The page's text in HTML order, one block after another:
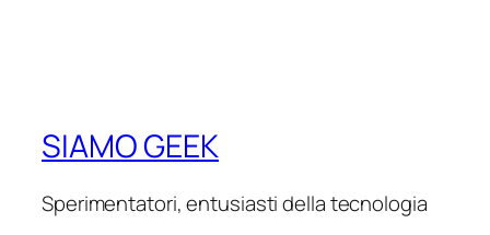
SIAMO GEEK
Sperimentatori, entusiasti della tecnologia